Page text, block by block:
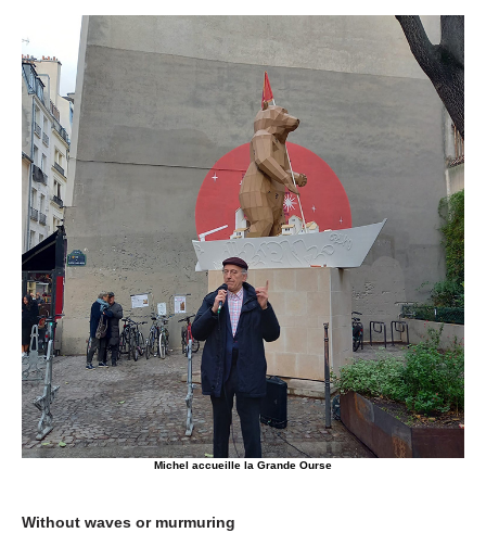
Michel accueille la Grande Ourse
Without waves or murmuring